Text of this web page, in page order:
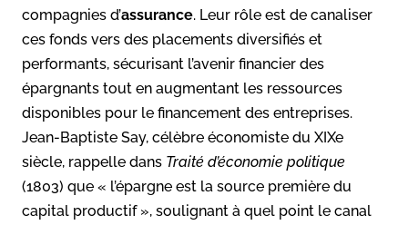
compagnies d’assurance. Leur rôle est de canaliser
ces fonds vers des placements diversifiés et
performants, sécurisant l’avenir financier des
épargnants tout en augmentant les ressources
disponibles pour le financement des entreprises.
Jean-Baptiste Say, célèbre économiste du XIXe
siècle, rappelle dans Traité d’économie politique
(1803) que « l’épargne est la source première du
capital productif », soulignant à quel point le canal